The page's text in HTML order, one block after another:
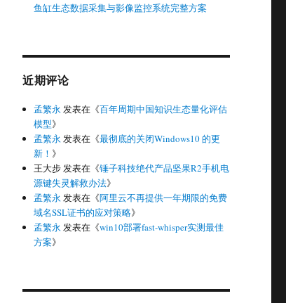
鱼缸生态数据采集与影像监控系统完整方案
近期评论
孟繁永 发表在《百年周期中国知识生态量化评估
模型》
孟繁永 发表在《最彻底的关闭Windows10 的更
新！ 》
王大步发表在《锤子科技绝代产品坚果R2手机电
源键失灵解救办法》
孟繁永 发表在《阿里云不再提供一年期限的免费
域名SSL证书的应对策略》
孟繁永 发表在《win10部署fast-whisper实测最佳
方案》